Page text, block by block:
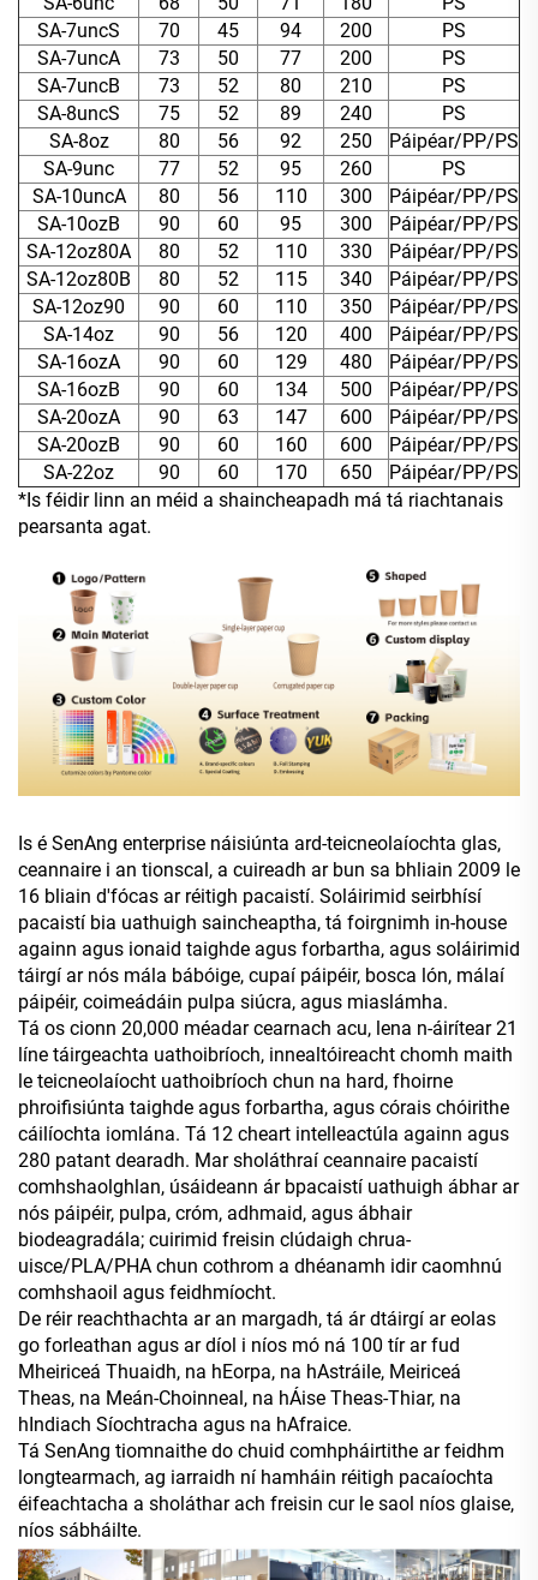
SA-7uncS
70 45 94 200
PS
SA-7uncA
73 50 77 200
PS
SA-7uncB
73 52 80 210
PS
SA-8uncS
75 52 89 240
PS
SA-8oz
80 56 92 250
Páipéar/PP/PS
SA-9unc
77 52 95 260
PS
SA-10uncA
80 56 110 300
Páipéar/PP/PS
SA-10ozB
90 60 95 300
Páipéar/PP/PS
SA-12oz80A
80 52 110 330
Páipéar/PP/PS
SA-12oz80B
80 52 115 340
Páipéar/PP/PS
SA-12oz90
90 60 110 350
Páipéar/PP/PS
SA-14oz
90 56 120 400
Páipéar/PP/PS
SA-16ozA
90 60 129 480
Páipéar/PP/PS
SA-16ozB
90 60 134 500
Páipéar/PP/PS
SA-20ozA
90 63 147 600
Páipéar/PP/PS
SA-20ozB
90 60 160 600
Páipéar/PP/PS
SA-22oz
90 60 170 650
Páipéar/PP/PS
*Is féidir linn an méid a shaincheapadh má tá riachtanais
pearsanta agat.
Is é SenAng enterprise náisiúnta ard-teicneolaíochta glas,
ceannaire i an tionscal, a cuireadh ar bun sa bhliain 2009 le
16 bliain d'fócas ar réitigh pacaistí. Soláirimid seirbhísí
pacaistí bia uathuigh saincheaptha, tá foirgnimh in-house
againn agus ionaid taighde agus forbartha, agus soláirimid
táirgí ar nós mála bábóige, cupaí páipéir, bosca lón, málaí
páipéir, coimeádáin pulpa siúcra, agus miaslámha.
Tá os cionn 20,000 méadar cearnach acu, lena n-áirítear 21
líne táirgeachta uathoibríoch, innealtóireacht chomh maith
le teicneolaíocht uathoibríoch chun na hard, fhoirne
phroifisiúnta taighde agus forbartha, agus córais chóirithe
cáilíochta iomlána. Tá 12 cheart intelleactúla againn agus
280 patant dearadh. Mar sholáthraí ceannaire pacaistí
comhshaolghlan, úsáideann ár bpacaistí uathuigh ábhar ar
nós páipéir, pulpa, cróm, adhmaid, agus ábhair
biodeagradála; cuirimid freisin clúdaigh chrua-
uisce/PLA/PHA chun cothrom a dhéanamh idir caomhnú
comhshaoil agus feidhmíocht.
De réir reachthachta ar an margadh, tá ár dtáirgí ar eolas
go forleathan agus ar díol i níos mó ná 100 tír ar fud
Mheiriceá Thuaidh, na hEorpa, na hAstráile, Meiriceá
Theas, na Meán-Choinneal, na hÁise Theas-Thiar, na
hIndiach Síochtracha agus na hAfraice.
Tá SenAng tiomnaithe do chuid comhpháirtithe ar feidhm
longtearmach, ag iarraidh ní hamháin réitigh pacaíochta
éifeachtacha a sholáthar ach freisin cur le saol níos glaise,
níos sábháilte.